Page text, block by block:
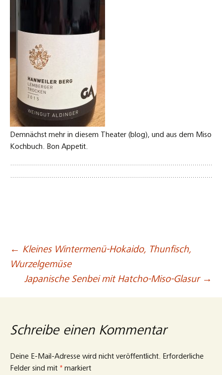
Demnächst mehr in diesem Theater (blog), und aus dem Miso
Kochbuch. Bon Appetit.
Beitragsnavigation
← Kleines Wintermenü-Hokaido, Thunfisch,
Wurzelgemüse
Japanische Senbei mit Hatcho-Miso-Glasur →
Schreibe einen Kommentar
Deine E-Mail-Adresse wird nicht veröffentlicht. Erforderliche
Felder sind mit * markiert